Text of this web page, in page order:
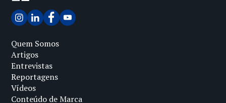
Quem Somos
Artigos
Entrevistas
Reportagens
Vídeos
Conteúdo de Marca